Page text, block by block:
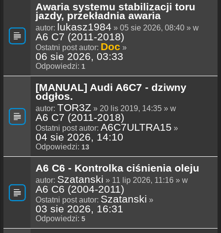
Awaria systemu stabilizacji toru
jazdy, przekładnia awaria
autor: lukasz1984 » 05 sie 2026, 08:40 » w
A6 C7 (2011-2018)
Ostatni post autor: Doc »
06 sie 2026, 03:33
Odpowiedzi: 1
[MANUAL] Audi A6C7 - dziwny
odgłos.
autor: TOR3Z » 20 lis 2019, 14:35 » w
A6 C7 (2011-2018)
Ostatni post autor: A6C7ULTRA15 »
04 sie 2026, 14:10
Odpowiedzi: 13
A6 C6 - Kontrolka ciśnienia oleju
autor: Szatanski » 11 lip 2026, 11:16 » w
A6 C6 (2004-2011)
Ostatni post autor: Szatanski »
03 sie 2026, 16:31
Odpowiedzi: 5